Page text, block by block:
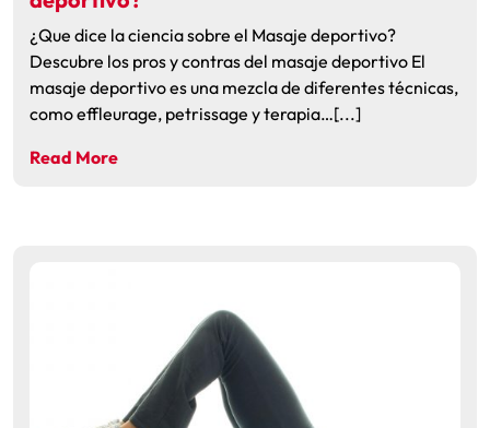
¿Que dice la ciencia sobre el Masaje deportivo?
Descubre los pros y contras del masaje deportivo El
masaje deportivo es una mezcla de diferentes técnicas,
como effleurage, petrissage y terapia…[...]
Read More